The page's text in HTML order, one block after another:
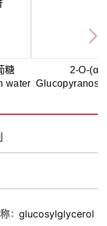
糖
water
2-O-(α-
glucosylglycerol